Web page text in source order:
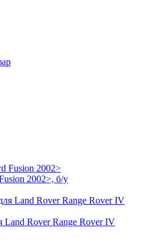
2002>, б/у
Land Rover Range Rover IV